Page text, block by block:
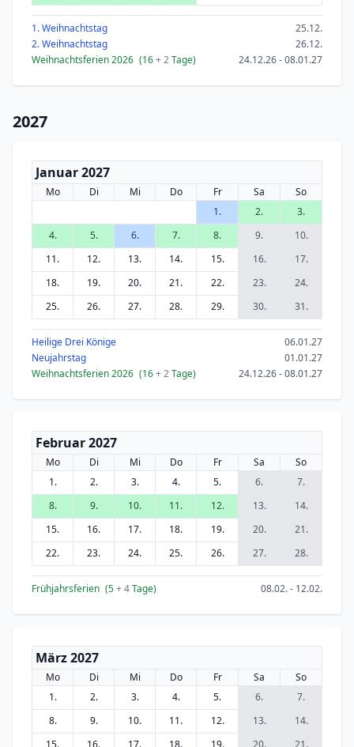
1. Weihnachtstag
25.12.
2. Weihnachtstag
26.12.
Weihnachtsferien 2026 (16+ 2Tage) 24.12.26 - 08.01.27
2027
Januar 2027
Mo Di Mi Do Fr Sa
So
1.
2.
3.
4.
5. 6. 7. 8. 9.
10.
11.
12. 13. 14. 15. 16.
17.
18.
19. 20. 21. 22. 23.
24.
25.
26. 27. 28. 29. 30. 31.
Heilige Drei Könige
06.01.27
Neujahrstag
01.01.27
Weihnachtsferien 2026 (16+ 2Tage) 24.12.26 - 08.01.27
Februar 2027
Mo Di Mi Do Fr Sa
So
1.
2. 3. 4. 5. 6.
7.
8.
9. 10. 11. 12. 13.
14.
15.
16. 17. 18. 19. 20.
21.
22.
23. 24. 25. 26. 27. 28.
Frühjahrsferien (5+ 4Tage) 08.02. - 12.02.
März 2027
Mo Di Mi Do Fr Sa
So
1.
2. 3. 4. 5. 6.
7.
8.
9. 10. 11. 12. 13.
14.
15.
16. 17. 18. 19. 20.
21.